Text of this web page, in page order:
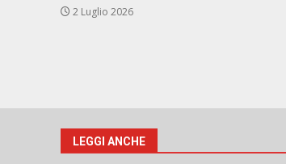
2 Luglio 2026
LEGGI ANCHE